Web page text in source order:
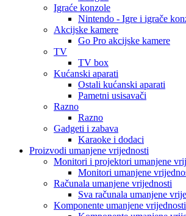
Igraće konzole
Nintendo - Igre i igrače
Akcijske kamere
Go Pro akcijske kamere
TV
TV box
Kućanski aparati
Ostali kućanski aparati
Pametni usisavači
Razno
Razno
Gadgeti i zabava
Karaoke i dodaci
Proizvodi umanjene vrijednosti
Monitori i projektori umanjene
Monitori umanjene
Računala umanjene vrijednosti
Sva računala umanjene
Komponente umanjene vrijednosti